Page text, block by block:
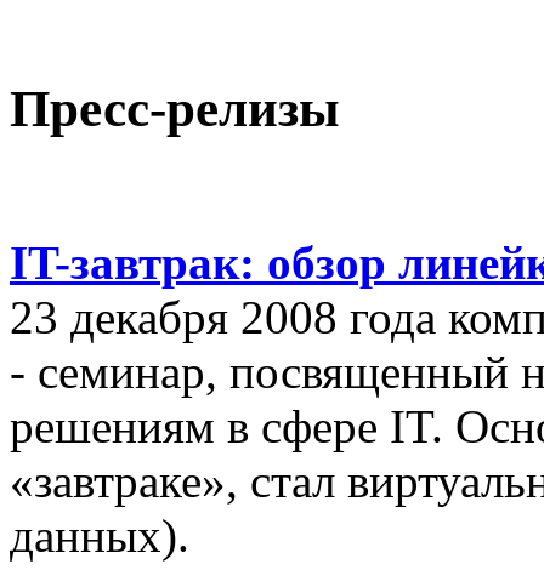
Пресс-релизы
IT-завтрак: обзор
23 декабря 2008 года
- семинар, посвященный
решениям в сфере IT.
«завтраке», стал
данных).